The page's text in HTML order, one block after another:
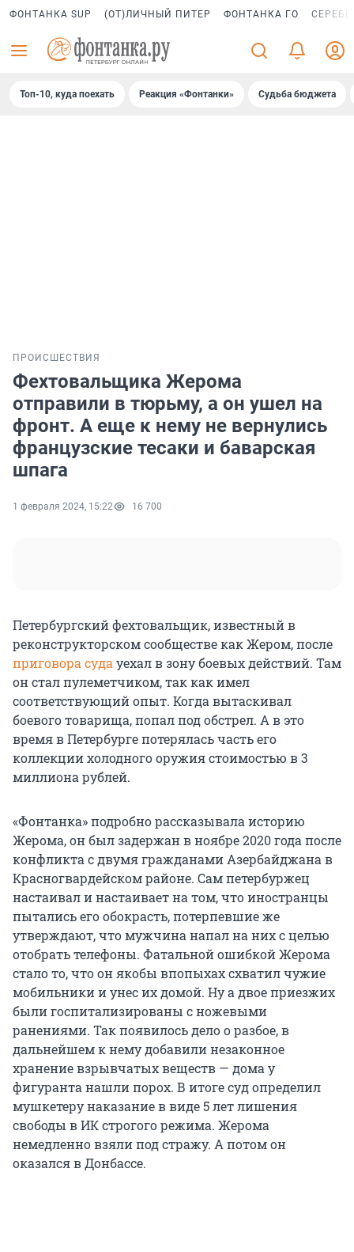
ФОНТАНКА SUP (ОТ)ЛИЧНЫЙ ПИТЕР ФОНТАНКА ГО
Топ-10, куда поехать Реакция «Фонтанки» Судьба бюджета
ПРОИСШЕСТВИЯ
Фехтовальщика Жерома
отправили в тюрьму, а он ушел на
фронт. А еще к нему не вернулись
французские тесаки и баварская
шпага
1 февраля 2024, 15:22 16 700
Петербургский фехтовальщик, известный в
реконструкторском сообществе как Жером, после
приговора суда уехал в зону боевых действий. Там
он стал пулеметчиком, так как имел
соответствующий опыт. Когда вытаскивал
боевого товарища, попал под обстрел. А в это
время в Петербурге потерялась часть его
коллекции холодного оружия стоимостью в 3
миллиона рублей.
«Фонтанка» подробно рассказывала историю
Жерома, он был задержан в ноябре 2020 года после
конфликта с двумя гражданами Азербайджана в
Красногвардейском районе. Сам петербуржец
настаивал и настаивает на том, что иностранцы
пытались его обокрасть, потерпевшие же
утверждают, что мужчина напал на них с целью
отобрать телефоны. Фатальной ошибкой Жерома
стало то, что он якобы впопыхах схватил чужие
мобильники и унес их домой. Ну а двое приезжих
были госпитализированы с ножевыми
ранениями. Так появилось дело о разбое, в
дальнейшем к нему добавили незаконное
хранение взрывчатых веществ — дома у
фигуранта нашли порох. В итоге суд определил
мушкетеру наказание в виде 5 лет лишения
свободы в ИК строгого режима. Жерома
немедленно взяли под стражу. А потом он
оказался в Донбассе.